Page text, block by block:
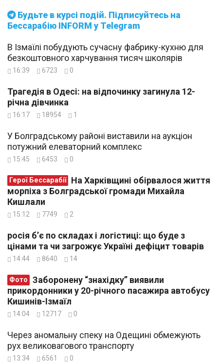
Будьте в курсі подій. Підписуйтесь на
Бессарабію INFORM у Telegram
В Ізмаїлі побудують сучасну фабрику-кухню для
безкоштовного харчування тисяч школярів
16:39 6723 0
Трагедія в Одесі: на відпочинку загинула 12-
річна дівчинка
16:17 18954 1
У Болградському районі виставили на аукціон
потужний елеваторний комплекс
15:45 6453 0
Герої Бессарабії
морпіха з Болградської громади Михайла
Кишлали
15:12 7749 2
росія б’є по складах і логістиці: що буде з
цінами та чи загрожує Україні дефіцит товарів
14:44 8640 14
Фото
прикордонники у 20-річного пасажира автобусу
Кишинів-Ізмаїл
14:04 12717 0
Через аномальну спеку на Одещині обмежують
рух великовагового транспорту
13:34 6561 0